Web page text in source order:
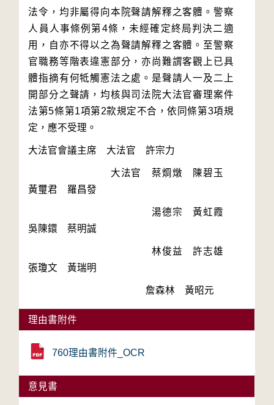
法令，均非屬得向本院聲請解釋之客體。警察
人員人事條例第4條，未經確定終局判決二適
用，自亦不得以之為聲請解釋之客體。至警察
官職務等階表違憲部分，亦尚難謂客觀上已具
體指摘有何牴觸憲法之處。是聲請人一及二上
開部分之聲請，均核與司法院大法官審理案件
法第5條第1項第2款規定不合，依同條第3項規
大法官　蔡烱燉　陳碧玉
湯德宗　黃虹霞
林俊益　許志雄
理由書附件
760理由書附件_OCR
意見書